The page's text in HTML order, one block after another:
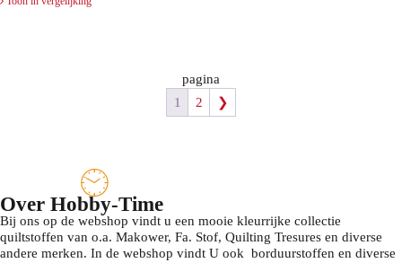
pagina
1
2 ❯
Over Hobby-Time
Bij ons op de webshop vindt u een mooie kleurrijke collectie
quiltstoffen van o.a. Makower, Fa. Stof, Quilting Tresures en diverse
andere merken. In de webshop vindt U ook borduurstoffen en diverse